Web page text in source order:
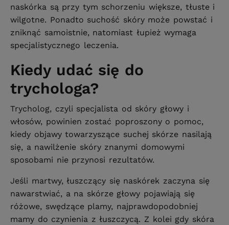
naskórka są przy tym schorzeniu większe, tłuste i
wilgotne. Ponadto suchość skóry może powstać i
zniknąć samoistnie, natomiast łupież wymaga
specjalistycznego leczenia.
Kiedy udać się do
trychologa?
Trycholog, czyli specjalista od skóry głowy i
włosów, powinien zostać poproszony o pomoc,
kiedy objawy towarzyszące suchej skórze nasilają
się, a nawilżenie skóry znanymi domowymi
sposobami nie przynosi rezultatów.
Jeśli martwy, łuszczący się naskórek zaczyna się
nawarstwiać, a na skórze głowy pojawiają się
różowe, swędzące plamy, najprawdopodobniej
mamy do czynienia z łuszczycą. Z kolei gdy skóra